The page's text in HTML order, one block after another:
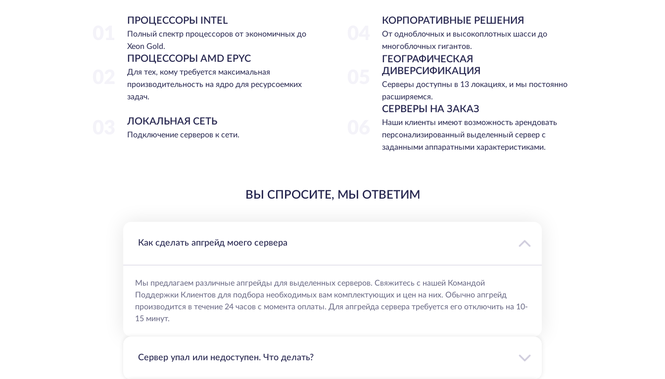
ПРОЦЕССОРЫ INTEL
Полный спектр процессоров от экономичных до
Xeon Gold.
КОРПОРАТИВНЫЕ РЕШЕНИЯ
От одноблочных и высокоплотных шасси до
многоблочных гигантов.
ПРОЦЕССОРЫ AMD EPYC
Для тех, кому требуется максимальная
производительность на ядро для ресурсоемких
задач.
ГЕОГРАФИЧЕСКАЯ
ДИВЕРСИФИКАЦИЯ
Серверы доступны в 13 локациях, и мы постоянно
расширяемся.
ЛОКАЛЬНАЯ СЕТЬ
Подключение серверов к сети.
СЕРВЕРЫ НА ЗАКАЗ
Наши клиенты имеют возможность арендовать
персонализированный выделенный сервер с
заданными аппаратными характеристиками.
ВЫ СПРОСИТЕ, МЫ ОТВЕТИМ
Как сделать апгрейд моего сервера
Мы предлагаем различные апгрейды для выделенных серверов. Свяжитесь с нашей Командой
Поддержки Клиентов для подбора необходимых вам комплектующих и цен на них. Обычно апгрейд
производится в течение 24 часов с момента оплаты. Для апгрейда сервера требуется его отключить на 10-
15 минут.
Сервер упал или недоступен. Что делать?